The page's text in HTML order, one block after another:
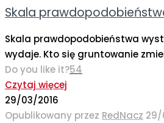
Skala
Skala prawdopodobieństwa
wydaje. Kto się gruntowanie
Do you like it?54
Czytaj więcej
29/03/2016
Opublikowany przez RedNacz 29/